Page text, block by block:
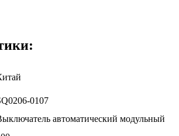
0107
автоматический модульный